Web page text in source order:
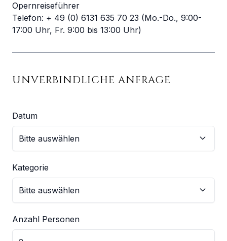
Opernreiseführer
Telefon: + 49 (0) 6131 635 70 23 (Mo.-Do., 9:00-
17:00 Uhr, Fr. 9:00 bis 13:00 Uhr)
UNVERBINDLICHE ANFRAGE
Datum
Kategorie
Anzahl Personen